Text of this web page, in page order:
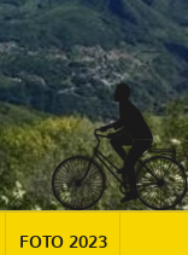
FOTO 2023